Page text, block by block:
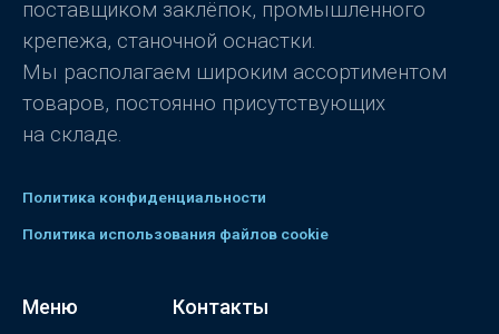
поставщиком заклёпок, промышленного
крепежа, станочной оснастки.
Мы располагаем широким ассортиментом
товаров, постоянно присутствующих
на складе.
Политика конфиденциальности
Политика использования файлов cookie
Меню Контакты